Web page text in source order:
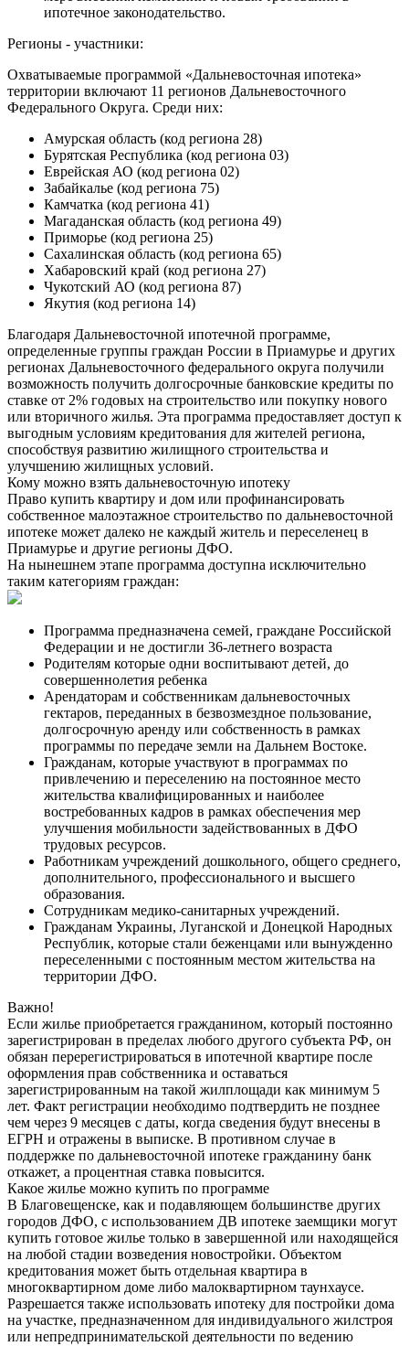
ипотечное законодательство.
Регионы - участники:
Охватываемые программой «Дальневосточная ипотека»
территории включают 11 регионов Дальневосточного
Федерального Округа. Среди них:
Амурская область (код региона 28)
Бурятская Республика (код региона 03)
Еврейская АО (код региона 02)
Забайкалье (код региона 75)
Камчатка (код региона 41)
Магаданская область (код региона 49)
Приморье (код региона 25)
Сахалинская область (код региона 65)
Хабаровский край (код региона 27)
Чукотский АО (код региона 87)
Якутия (код региона 14)
Благодаря Дальневосточной ипотечной программе,
определенные группы граждан России в Приамурье и других
регионах Дальневосточного федерального округа получили
возможность получить долгосрочные банковские кредиты по
ставке от 2% годовых на строительство или покупку нового
или вторичного жилья. Эта программа предоставляет доступ к
выгодным условиям кредитования для жителей региона,
способствуя развитию жилищного строительства и
улучшению жилищных условий.
Кому можно взять дальневосточную ипотеку
Право купить квартиру и дом или профинансировать
собственное малоэтажное строительство по дальневосточной
ипотеке может далеко не каждый житель и переселенец в
Приамурье и другие регионы ДФО.
На нынешнем этапе программа доступна исключительно
таким категориям граждан:
Программа предназначена семей, граждане Российской
Федерации и не достигли 36-летнего возраста
Родителям которые одни воспитывают детей, до
совершеннолетия ребенка
Арендаторам и собственникам дальневосточных
гектаров, переданных в безвозмездное пользование,
долгосрочную аренду или собственность в рамках
программы по передаче земли на Дальнем Востоке.
Гражданам, которые участвуют в программах по
привлечению и переселению на постоянное место
жительства квалифицированных и наиболее
востребованных кадров в рамках обеспечения мер
улучшения мобильности задействованных в ДФО
трудовых ресурсов.
Работникам учреждений дошкольного, общего среднего,
дополнительного, профессионального и высшего
образования.
Сотрудникам медико-санитарных учреждений.
Гражданам Украины, Луганской и Донецкой Народных
Республик, которые стали беженцами или вынужденно
переселенными с постоянным местом жительства на
территории ДФО.
Важно!
Если жилье приобретается гражданином, который постоянно
зарегистрирован в пределах любого другого субъекта РФ, он
обязан перерегистрироваться в ипотечной квартире после
оформления прав собственника и оставаться
зарегистрированным на такой жилплощади как минимум 5
лет. Факт регистрации необходимо подтвердить не позднее
чем через 9 месяцев с даты, когда сведения будут внесены в
ЕГРН и отражены в выписке. В противном случае в
поддержке по дальневосточной ипотеке гражданину банк
откажет, а процентная ставка повысится.
Какое жилье можно купить по программе
В Благовещенске, как и подавляющем большинстве других
городов ДФО, с использованием ДВ ипотеке заемщики могут
купить готовое жилье только в завершенной или находящейся
на любой стадии возведения новостройки. Объектом
кредитования может быть отдельная квартира в
многоквартирном доме либо малоквартирном таунхаусе.
Разрешается также использовать ипотеку для постройки дома
на участке, предназначенном для индивидуального жилстроя
или непредпринимательской деятельности по ведению